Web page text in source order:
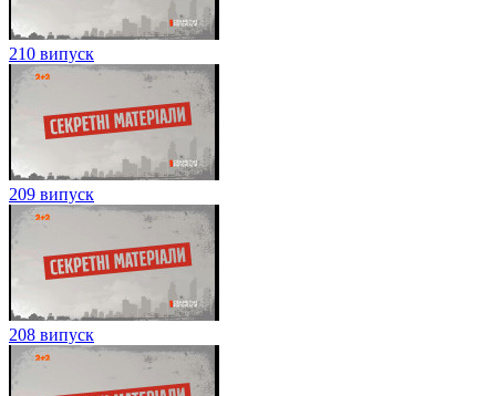
210 випуск
209 випуск
208 випуск